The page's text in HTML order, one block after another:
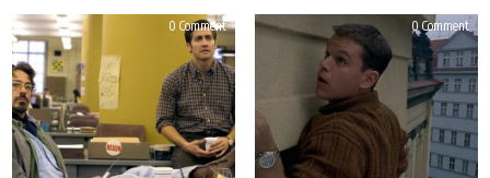
0 Commenton
Zodiac
ตาม
ล่า
ฆาตกร
โหด
อำมหิต
(2007)
0 Commenton
รีวิว
The
ล่า
จาร
ชน
ยอ
คน
อั